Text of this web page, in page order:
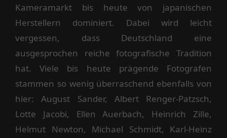
Kameramarkt bis heute von japanischen
Herstellern dominiert. Dabei wird leicht
vergessen, dass Deutschland eine
ausgesprochen reiche fotografische Tradition
hat. Viele bis heute prägende Fotografen
stammen so wenig überraschend ebenfalls von
hier: August Sander, Albert Renger-Patzsch,
Lotte Jacobi, Ellen Auerbach, Heinrich Zille,
Helmut Newton, Michael Schmidt, Karl-Heinz